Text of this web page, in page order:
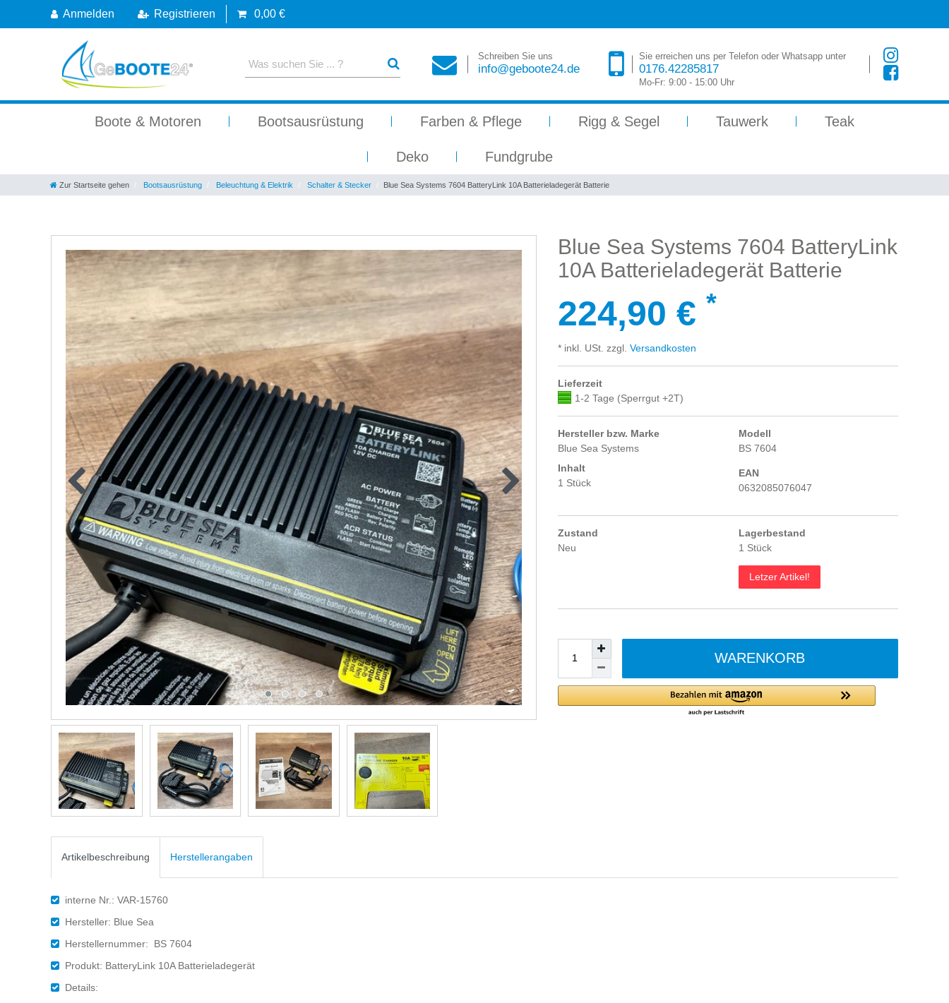
Anmelden Registrieren 0,00 €
Schreiben Sie uns
info@geboote24.de
Sie erreichen uns per Telefon oder Whatsapp unter
0176.42285817
Mo-Fr: 9:00 - 15:00 Uhr
Boote & Motoren Bootsausrüstung Farben & Pflege Rigg & Segel Tauwerk Teak
Deko Fundgrube
Zur Startseite gehen Bootsausrüstung Beleuchtung & Elektrik Schalter & Stecker Blue Sea Systems 7604 BatteryLink 10A Batterieladegerät Batterie
Blue Sea Systems 7604 BatteryLink
10A Batterieladegerät Batterie
224,90 € *
* inkl. USt. zzgl. Versandkosten
Lieferzeit
1-2 Tage (Sperrgut +2T)
Hersteller bzw. Marke
Blue Sea Systems
Inhalt
1 Stück
Modell
BS 7604
EAN
0632085076047
Zustand
Neu
Lagerbestand
1 Stück
Letzer Artikel!
WARENKORB
Artikelbeschreibung Herstellerangaben
interne Nr.: VAR-15760
Hersteller: Blue Sea
Herstellernummer: BS 7604
Produkt: BatteryLink 10A Batterieladegerät
Details: